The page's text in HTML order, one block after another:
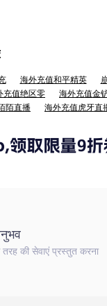
海外充值和平精英
充值绝区零 海外充值金
陌直播 海外充值虎牙直
की सेवाएं प्रस्तुत करना